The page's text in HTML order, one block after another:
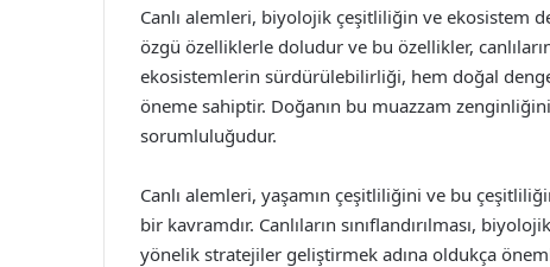
Canlı alemleri, biyolojik çeşitliliğin ve ekosistem
özgü özelliklerle doludur ve bu özellikler,
ekosistemlerin sürdürülebilirliği, hem doğal
öneme sahiptir. Doğanın bu muazzam
sorumluluğudur.
Canlı alemleri, yaşamın çeşitliliğini ve bu
bir kavramdır. Canlıların sınıflandırılması,
yönelik stratejiler geliştirmek adına oldukça